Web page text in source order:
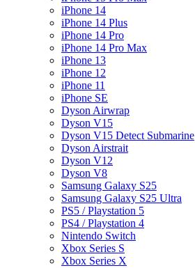
iPhone 14
iPhone 14 Plus
iPhone 14 Pro
iPhone 14 Pro Max
iPhone 13
iPhone 12
iPhone 11
iPhone SE
Dyson Airwrap
Dyson V15
Dyson V15 Detect Submarine
Dyson Airstrait
Dyson V12
Dyson V8
Samsung Galaxy S25
Samsung Galaxy S25 Ultra
PS5 / Playstation 5
PS4 / Playstation 4
Nintendo Switch
Xbox Series S
Xbox Series X